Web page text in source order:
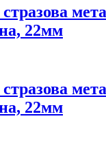
22мм
22мм